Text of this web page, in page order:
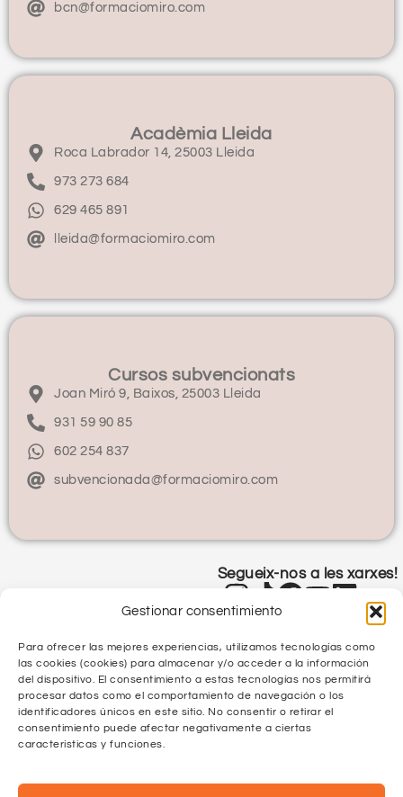
Gestionar consentimiento
Para ofrecer las mejores experiencias, utilizamos tecnologías como
las cookies (cookies) para almacenar y/o acceder a la información
del dispositivo. El consentimiento a estas tecnologías nos permitirá
procesar datos como el comportamiento de navegación o los
identificadores únicos en este sitio. No consentir o retirar el
consentimiento puede afectar negativamente a ciertas
características y funciones.
bcn@formaciomiro.com
Acadèmia Lleida
Roca Labrador 14, 25003 Lleida
973 273 684
629 465 891
lleida@formaciomiro.com
Cursos subvencionats
Joan Miró 9, Baixos, 25003 Lleida
931 59 90 85
602 254 837
subvencionada@formaciomiro.com
Segueix-nos a les xarxes!
Política de Privacitat
Política de Qualitat